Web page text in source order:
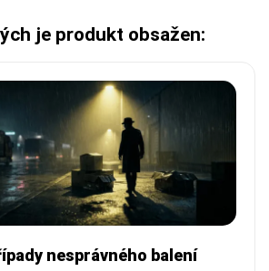
je produkt obsažen:
nesprávného balení